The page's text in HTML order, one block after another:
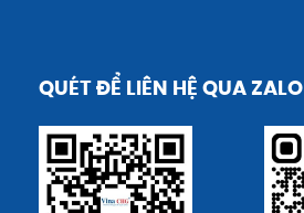
QUÉT ĐỂ LIÊN HỆ QUA ZALO